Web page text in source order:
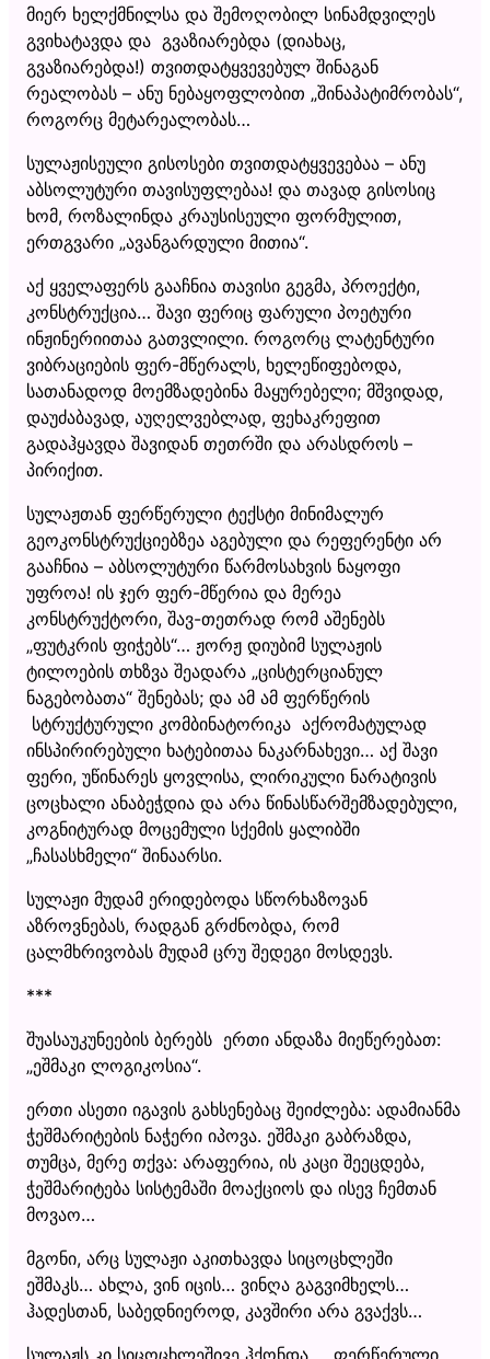
მიერ ხელქმნილსა და შემოღობილ სინამდვილეს
გვიხატავდა და გვაზიარებდა (დიახაც,
გვაზიარებდა!) თვითდატყვევებულ შინაგან
რეალობას – ანუ ნებაყოფლობით „შინაპატიმრობას“,
როგორც მეტარეალობას…
სულაჟისეული გისოსები თვითდატყვევებაა – ანუ
აბსოლუტური თავისუფლებაა! და თავად გისოსიც
ხომ, როზალინდა კრაუსისეული ფორმულით,
ერთგვარი „ავანგარდული მითია“.
აქ ყველაფერს გააჩნია თავისი გეგმა, პროექტი,
კონსტრუქცია… შავი ფერიც ფარული პოეტური
ინჟინერიითაა გათვლილი. როგორც ლატენტური
ვიბრაციების ფერ-მწერალს, ხელეწიფებოდა,
სათანადოდ მოემზადებინა მაყურებელი; მშვიდად,
დაუძაბავად, აუღელვებლად, ფეხაკრეფით
გადაჰყავდა შავიდან თეთრში და არასდროს –
პირიქით.
სულაჟთან ფერწერული ტექსტი მინიმალურ
გეოკონსტრუქციებზეა აგებული და რეფერენტი არ
გააჩნია – აბსოლუტური წარმოსახვის ნაყოფი
უფროა! ის ჯერ ფერ-მწერია და მერეა
კონსტრუქტორი, შავ-თეთრად რომ აშენებს
„ფუტკრის ფიჭებს“… ჟორჟ დიუბიმ სულაჟის
ტილოების თხზვა შეადარა „ცისტერციანულ
ნაგებობათა“ შენებას; და ამ ამ ფერწერის
სტრუქტურული კომბინატორიკა აქრომატულად
ინსპირირებული ხატებითაა ნაკარნახევი… აქ შავი
ფერი, უწინარეს ყოვლისა, ლირიკული ნარატივის
ცოცხალი ანაბეჭდია და არა წინასწარშემზადებული,
კოგნიტურად მოცემული სქემის ყალიბში
„ჩასასხმელი“ შინაარსი.
სულაჟი მუდამ ერიდებოდა სწორხაზოვან
აზროვნებას, რადგან გრძნობდა, რომ
ცალმხრივობას მუდამ ცრუ შედეგი მოსდევს.
***
შუასაუკუნეების ბერებს ერთი ანდაზა მიეწერებათ:
„ეშმაკი ლოგიკოსია“.
ერთი ასეთი იგავის გახსენებაც შეიძლება: ადამიანმა
ჭეშმარიტების ნაჭერი იპოვა. ეშმაკი გაბრაზდა,
თუმცა, მერე თქვა: არაფერია, ის კაცი შეეცდება,
ჭეშმარიტება სისტემაში მოაქციოს და ისევ ჩემთან
მოვაო…
მგონი, არც სულაჟი აკითხავდა სიცოცხლეში
ეშმაკს… ახლა, ვინ იცის… ვინღა გაგვიმხელს…
ჰადესთან, საბედნიეროდ, კავშირი არა გვაქვს…
სულაჟს კი სიცოცხლეშივე ჰქონდა… ფერწერული